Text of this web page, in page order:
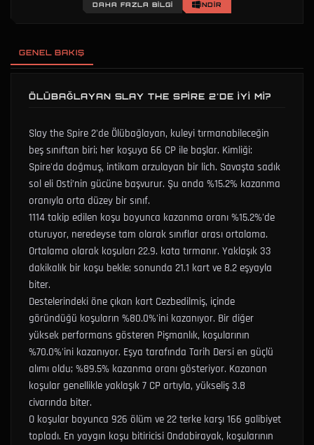
DAHA FAZLA BILGI İNDIR
GENEL BAKIŞ
ÖLÜBAĞLAYAN SLAY THE SPIRE 2'DE IYI MI?
Slay the Spire 2'de Ölübağlayan, kuleyi tırmanabileceğin
beş sınıftan biri; her koşuya 66 CP ile başlar. Kimliği:
Spire'da doğmuş, intikam arzulayan bir lich. Savaşta sadık
sol eli Osti’nin gücüne başvurur. Şu anda %15.2% kazanma
oranıyla orta düzey bir sınıf.
1114 takip edilen koşu boyunca kazanma oranı %15.2%'de
oturuyor, neredeyse tam olarak sınıflar arası ortalama.
Ortalama olarak koşuları 22.9. kata tırmanır. Yaklaşık 33
dakikalık bir koşu bekle; sonunda 21.1 kart ve 8.2 eşyayla
biter.
Destelerindeki öne çıkan kart Cezbedilmiş, içinde
göründüğü koşuların %80.0%'ini kazanıyor. Bir diğer
yüksek performans gösteren Pişmanlık, koşularının
%70.0%'ini kazanıyor. Eşya tarafında Tarih Dersi en güçlü
alımı oldu; %89.5% kazanma oranı gösteriyor. Kazanan
koşular genellikle yaklaşık 7 CP artıyla, yükseliş 3.8
civarında biter.
O koşular boyunca 926 ölüm ve 22 terke karşı 166 galibiyet
topladı. En yaygın koşu bitiricisi Ondabirayak, koşularının